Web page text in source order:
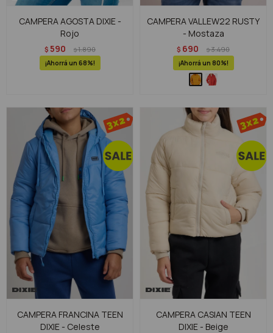
CAMPERA AGOSTA DIXIE -
Rojo
$ 590 $1.890
68
CAMPERA VALLEW22 RUSTY
- Mostaza
$ 690 $3.490
80
CAMPERA FRANCINA TEEN
DIXIE - Celeste
CAMPERA CASIAN TEEN
DIXIE - Beige